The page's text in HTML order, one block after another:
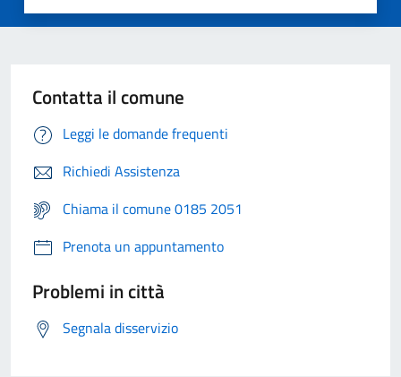
Contatta il comune
Leggi le domande frequenti
Richiedi Assistenza
Chiama il comune 0185 2051
Prenota un appuntamento
Problemi in città
Segnala disservizio